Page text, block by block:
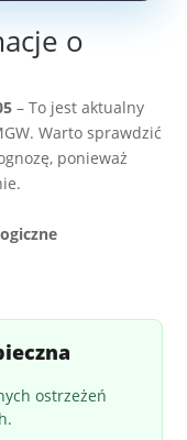
o
– To jest aktualny
Warto sprawdzić
ponieważ
ostrzeżeń